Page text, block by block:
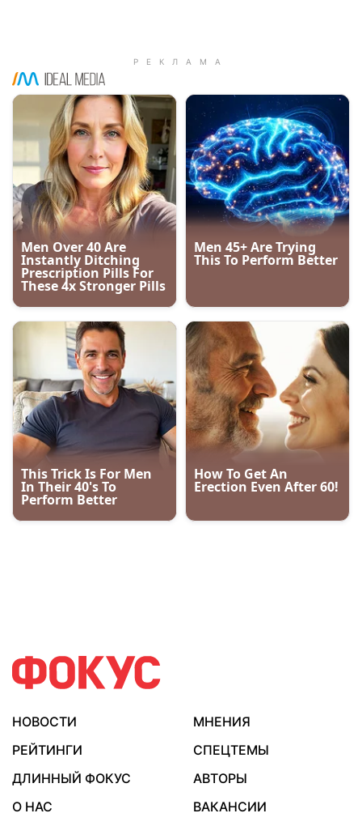
НОВОСТИ
МНЕНИЯ
РЕЙТИНГИ
СПЕЦТЕМЫ
ДЛИННЫЙ ФОКУС
АВТОРЫ
О НАС
ВАКАНСИИ